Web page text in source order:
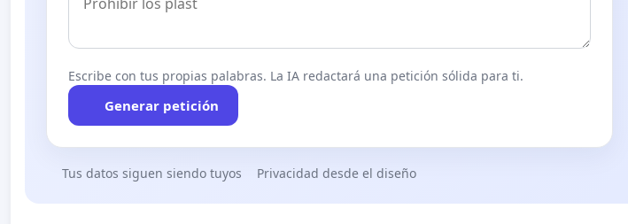
Escribe con tus propias palabras. La IA redactará una petición sólida para ti.
Generar petición
Tus datos siguen siendo tuyos Privacidad desde el diseño